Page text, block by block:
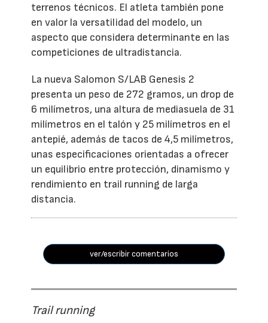
terrenos técnicos. El atleta también pone
en valor la versatilidad del modelo, un
aspecto que considera determinante en las
competiciones de ultradistancia.
La nueva Salomon S/LAB Genesis 2
presenta un peso de 272 gramos, un drop de
6 milímetros, una altura de mediasuela de 31
milímetros en el talón y 25 milímetros en el
antepié, además de tacos de 4,5 milímetros,
unas especificaciones orientadas a ofrecer
un equilibrio entre protección, dinamismo y
rendimiento en trail running de larga
distancia.
ver/escribir comentarios
Trail running